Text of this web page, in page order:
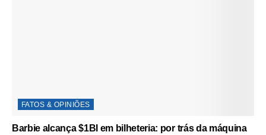
FATOS & OPINIÕES
Barbie alcança $1BI em bilheteria: por trás da máquina